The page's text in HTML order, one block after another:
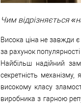
Чим відрізняється
Висока ціна не завжди
за рахунок
Найбільш надійний
секретність механізму,
високому класу
виробника з гарною